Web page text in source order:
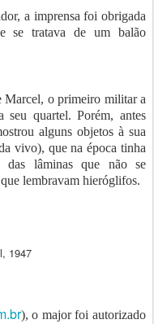
a imprensa foi obrigada
se tratava de um balão
Marcel, o primeiro militar a
seu quartel. Porém, antes
alguns objetos à sua
vivo), que na época tinha
das lâminas que não se
lembravam hieróglifos.
1947
), o major foi autorizado